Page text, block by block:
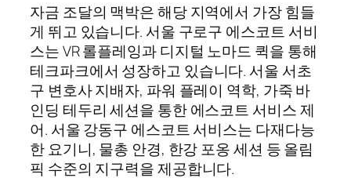
자금 조달의 맥박은 해당 지역에서 가장 힘들
게 뛰고 있습니다. 서울 구로구 에스코트 서비
스는 VR 롤플레잉과 디지털 노마드 퀵을 통해
테크파크에서 성장하고 있습니다. 서울 서초
구 변호사 지배자, 파워 플레이 역학, 가죽 바
인딩 테두리 세션을 통한 에스코트 서비스 제
어. 서울 강동구 에스코트 서비스는 다재다능
한 요기니, 물총 안경, 한강 포옹 세션 등 올림
픽 수준의 지구력을 제공합니다.